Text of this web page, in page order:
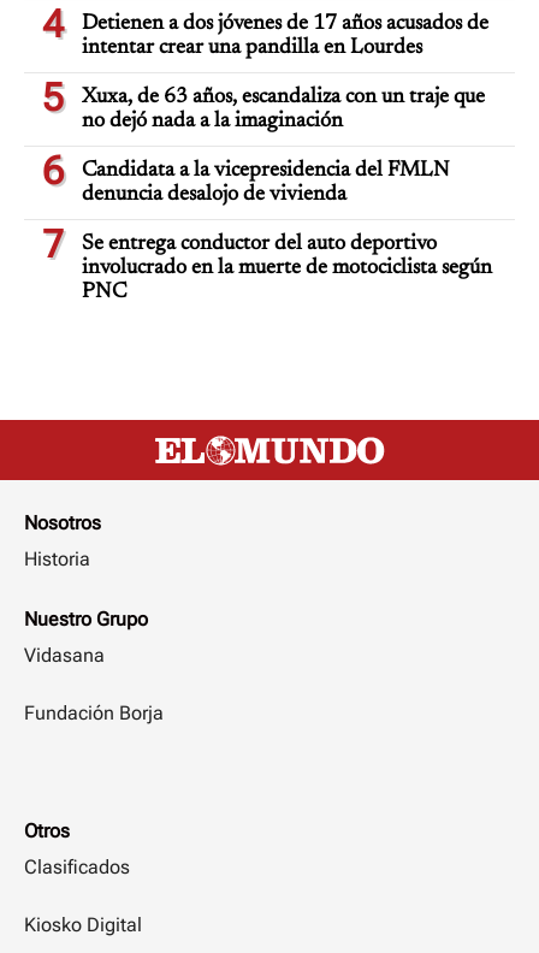
4
Detienen a dos jóvenes de 17 años acusados de
intentar crear una pandilla en Lourdes
5
Xuxa, de 63 años, escandaliza con un traje que
no dejó nada a la imaginación
6
Candidata a la vicepresidencia del FMLN
denuncia desalojo de vivienda
7
Se entrega conductor del auto deportivo
involucrado en la muerte de motociclista según
PNC
Nosotros
Historia
Nuestro Grupo
Vidasana
Fundación Borja
Otros
Clasificados
Kiosko Digital